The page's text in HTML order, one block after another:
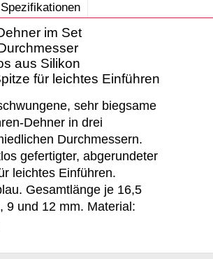
Spezifikationen
im Set
aus Silikon
für leichtes Einführen
sehr biegsame
Dehner in drei
Durchmessern.
gefertigter, abgerundeter
leichtes Einführen.
Gesamtlänge je 16,5
9 und 12 mm. Material: